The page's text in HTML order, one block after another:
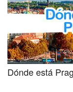
Dónde está